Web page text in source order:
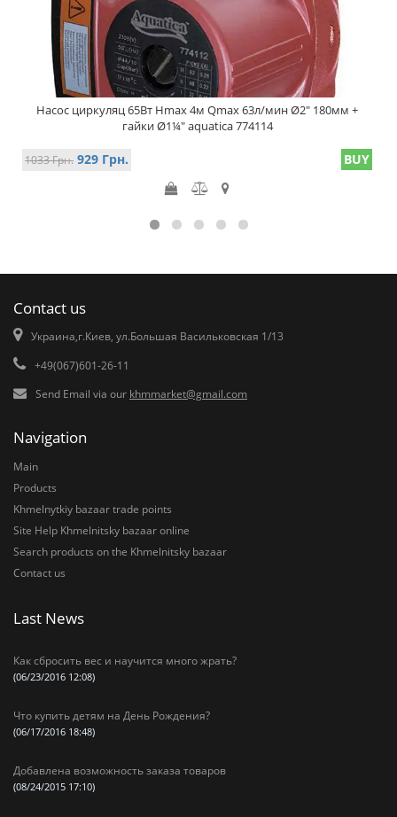
Насос циркуляц 65Вт Hmax 4м Qmax 63л/мин Ø2" 180мм +
гайки Ø1¼" aquatica 774114
1033 Грн. 929 Грн. BUY
Contact us
Украина,г.Киев, ул.Большая Васильковская 1/13
+49(067)601-26-11
Send Email via our khmmarket@gmail.com
Navigation
Main
Products
Khmelnytkiy bazaar trade points
Site Help Khmelnitsky bazaar online
Search products on the Khmelnitsky bazaar
Contact us
Last News
Как сбросить вес и научится много жрать?
(06/23/2016 12:08)
Что купить детям на День Рождения?
(06/17/2016 18:48)
Добавлена возможность заказа товаров
(08/24/2015 17:10)